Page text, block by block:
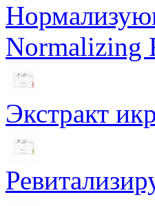
Normalizing
Экстракт